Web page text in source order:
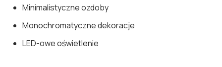
Minimalistyczne ozdoby
Monochromatyczne dekoracje
LED-owe oświetlenie